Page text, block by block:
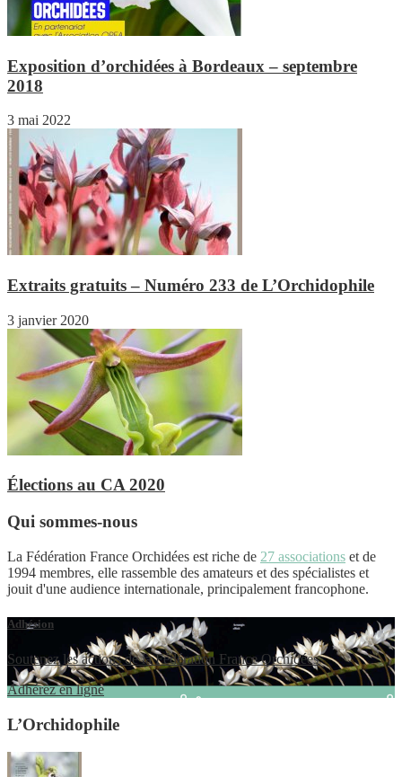
Exposition d’orchidées à Bordeaux – septembre
2018
3 mai 2022
Extraits gratuits – Numéro 233 de L’Orchidophile
3 janvier 2020
Élections au CA 2020
Qui sommes-nous
La Fédération France Orchidées est riche de 27 associations et de
1994 membres, elle rassemble des amateurs et des spécialistes et
jouit d'une audience internationale, principalement francophone.
Adhésion
Soutenez les actions de la Fédération France Orchidées
Adhérez en ligne
L’Orchidophile